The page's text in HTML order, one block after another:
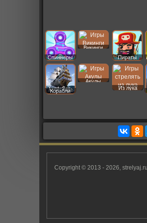
Спиннеры
Викинги
Пираты
Корабли
Акулы
Из лука
Copyright © 2013 - 2026,